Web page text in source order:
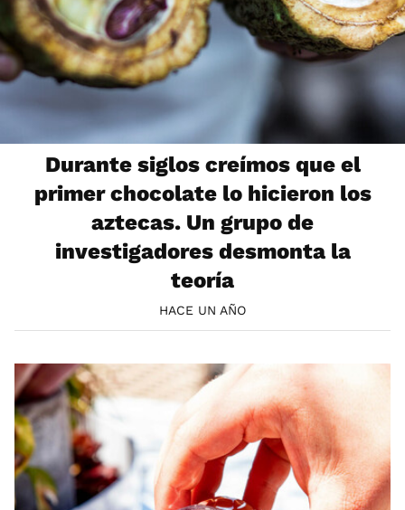
Durante siglos creímos que el
primer chocolate lo hicieron los
aztecas. Un grupo de
investigadores desmonta la
teoría
HACE UN AÑO